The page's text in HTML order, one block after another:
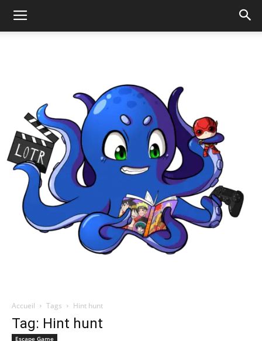
Accueil Tags Hint hunt
Tag: Hint hunt
Escape Game